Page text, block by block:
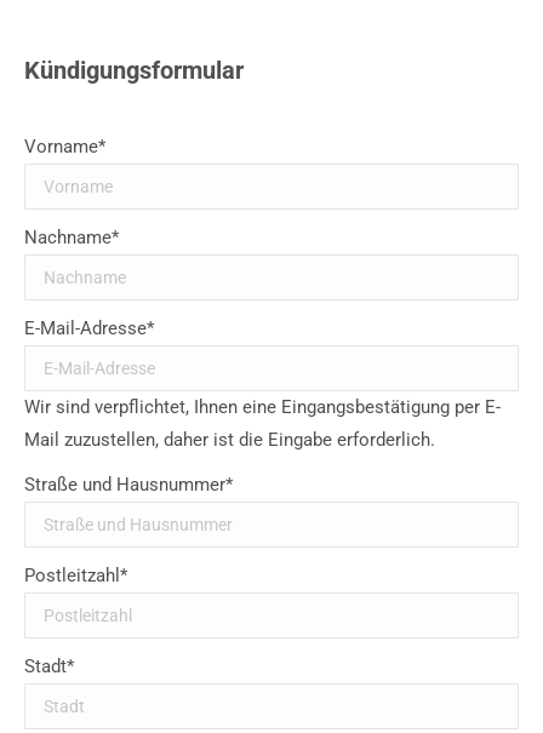
Kündigungsformular
Vorname*
Nachname*
E-Mail-Adresse*
Wir sind verpflichtet, Ihnen eine Eingangsbestätigung per E-
Mail zuzustellen, daher ist die Eingabe erforderlich.
Straße und Hausnummer*
Postleitzahl*
Stadt*